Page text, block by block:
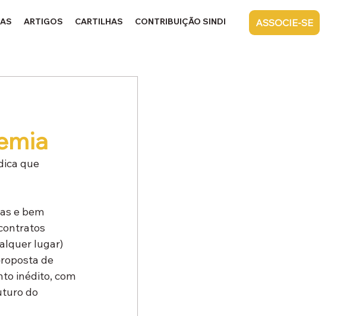
ARTIGOS CARTILHAS CONTRIBUIÇÃO SINDICAL CONTATO
ASSOCIE-SE
que
e bem
lugar)
de
inédito, com
do